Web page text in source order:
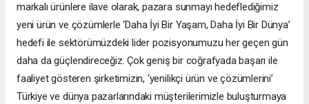
markalı ürünlere ilave olarak, pazara sunmayı hedeflediğimiz
yeni ürün ve çözümlerle ‘Daha İyi Bir Yaşam, Daha İyi Bir Dünya’
hedefi ile sektörümüzdeki lider pozisyonumuzu her geçen gün
daha da güçlendireceğiz. Çok geniş bir coğrafyada başarı ile
faaliyet gösteren şirketimizin, ‘yenilikçi ürün ve çözümlerini’
Türkiye ve dünya pazarlarındaki müşterilerimizle buluşturmaya